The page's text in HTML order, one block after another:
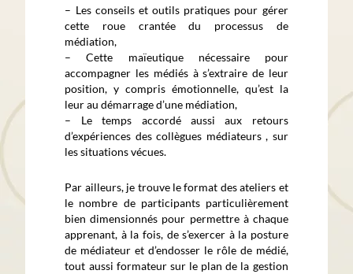
– Les conseils et outils pratiques pour gérer
cette roue crantée du processus de
médiation,
– Cette maïeutique nécessaire pour
accompagner les médiés à s’extraire de leur
position, y compris émotionnelle, qu’est la
leur au démarrage d’une médiation,
– Le temps accordé aussi aux retours
d’expériences des collègues médiateurs , sur
les situations vécues.
Par ailleurs, je trouve le format des ateliers et
le nombre de participants particulièrement
bien dimensionnés pour permettre à chaque
apprenant, à la fois, de s’exercer à la posture
de médiateur et d’endosser le rôle de médié,
tout aussi formateur sur le plan de la gestion